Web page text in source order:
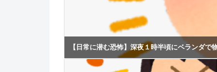
【日常に潜む恐怖】深夜１時半頃にベランダで